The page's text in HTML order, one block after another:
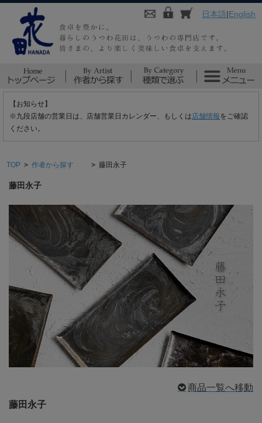
日本語|English
【お知らせ】
※九段店舗の営業日は、店舗営業日カレンダー、もしくは 店舗情報をご確認
ください。
TOP > 作者から探す > 藤田永子
藤田永子
商品一覧へ移動
藤田永子